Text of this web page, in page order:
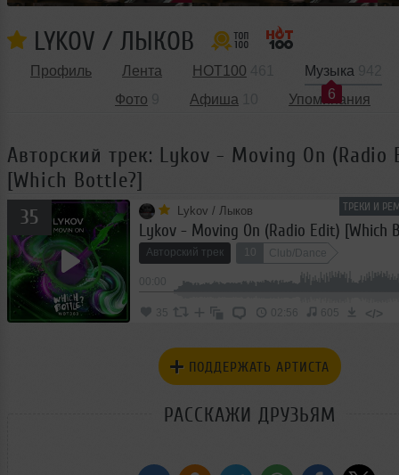
LYKOV / ЛЫКОВ
Профиль Лента HOT100
Музыка
6
Фото
Афиша Упоминания
Авторский трек: Lykov - Moving On (Radio
[Which Bottle?]
ТРЕКИ И
35 Lykov / Лыков
Lykov - Moving On (Radio Edit) [Which
Авторский трек Club/Dance
35 02:56 605 </>
ПОДДЕРЖАТЬ АРТИСТА
РАССКАЖИ ДРУЗЬЯМ